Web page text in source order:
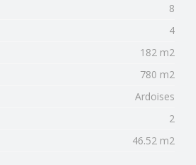
8
4
182 m2
780 m2
Ardoises
2
46.52 m2